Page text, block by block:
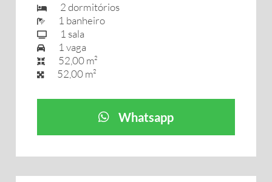
2 dormitórios
1 banheiro
1 sala
1 vaga
52,00 m²
52,00 m²
Whatsapp